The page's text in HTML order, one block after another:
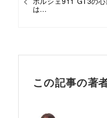
は…
この記事の著